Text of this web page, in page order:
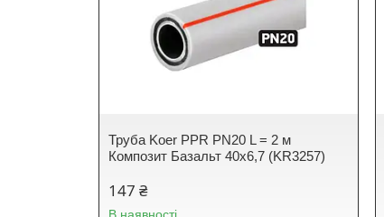
Труба Koer PPR PN20 L = 2 м
Композит Базальт 40х6,7 (KR3257)
147 ₴